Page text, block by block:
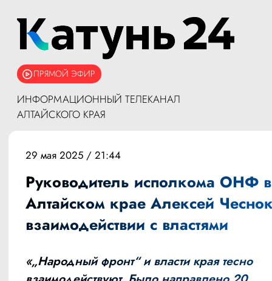
ПРЯМОЙ ЭФИР
ИНФОРМАЦИОННЫЙ ТЕЛЕКАНАЛ
АЛТАЙСКОГО КРАЯ
29 мая 2025 / 21:44
Руководитель исполкома ОНФ в
Алтайском крае Алексей
взаимодействии с властями
«„Народный фронт“ и власти края тесно